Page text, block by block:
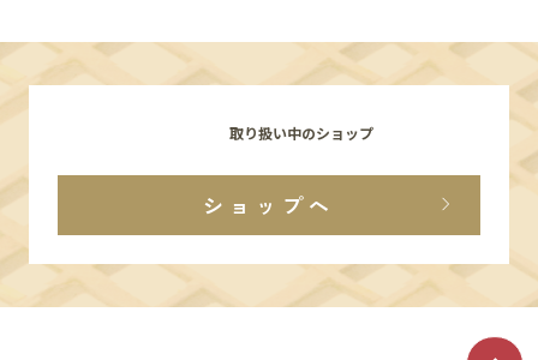
イベント
館内サービス
施設からのお知らせ
スタッフ募集
取り扱い中のショップ
ショップへ